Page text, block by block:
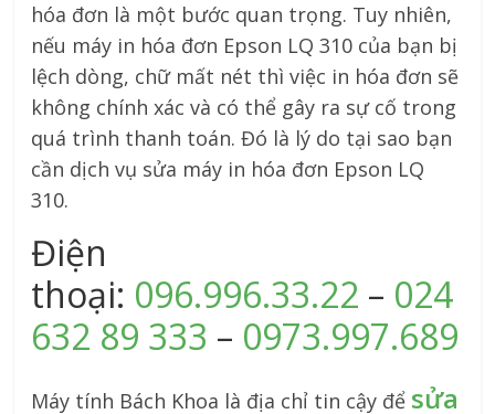
hóa đơn là một bước quan trọng. Tuy nhiên,
nếu máy in hóa đơn Epson LQ 310 của bạn bị
lệch dòng, chữ mất nét thì việc in hóa đơn sẽ
không chính xác và có thể gây ra sự cố trong
quá trình thanh toán. Đó là lý do tại sao bạn
cần dịch vụ sửa máy in hóa đơn Epson LQ
310.
Điện
thoại: 096.996.33.22 – 024
632 89 333 – 0973.997.689
Máy tính Bách Khoa là địa chỉ tin cậy để sửa